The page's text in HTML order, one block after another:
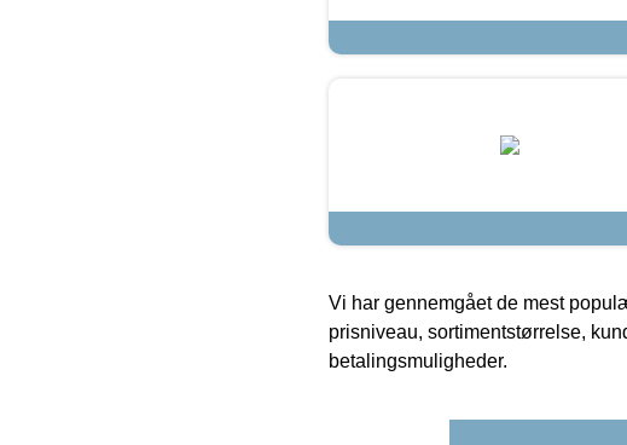
Vi har gennemgået de mest
prisniveau, sortimentstørrelse,
betalingsmuligheder.